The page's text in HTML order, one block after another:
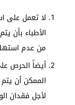
لا تعمل على
الأطباء بأن
من عدم
أيضاً الحرص
الممكن أن
لأجل فقدان